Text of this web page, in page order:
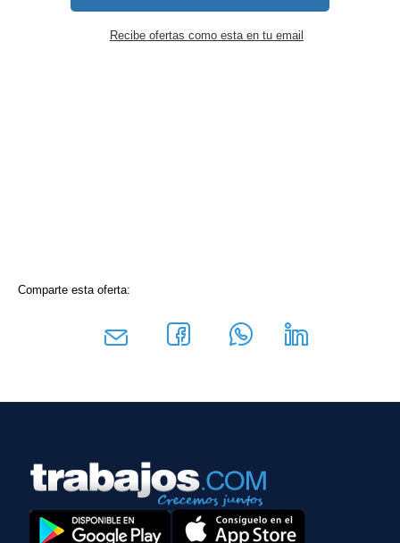
Recibe ofertas como esta en tu email
Comparte esta oferta: